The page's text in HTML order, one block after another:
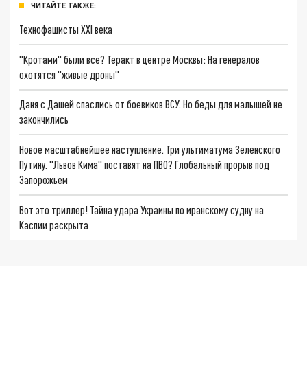
ЧИТАЙТЕ ТАКЖЕ:
Технофашисты XXI века
"Кротами" были все? Теракт в центре Москвы: На генералов
охотятся "живые дроны"
Даня с Дашей спаслись от боевиков ВСУ. Но беды для малышей не
закончились
Новое масштабнейшее наступление. Три ультиматума Зеленского
Путину. "Львов Кима" поставят на ПВО? Глобальный прорыв под
Запорожьем
Вот это триллер! Тайна удара Украины по иранскому судну на
Каспии раскрыта